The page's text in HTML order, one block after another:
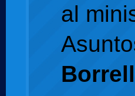
al